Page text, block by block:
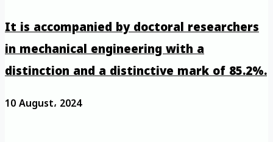
It is accompanied by doctoral researchers
in mechanical engineering with a
distinction and a distinctive mark of 85.2%.
10 August، 2024